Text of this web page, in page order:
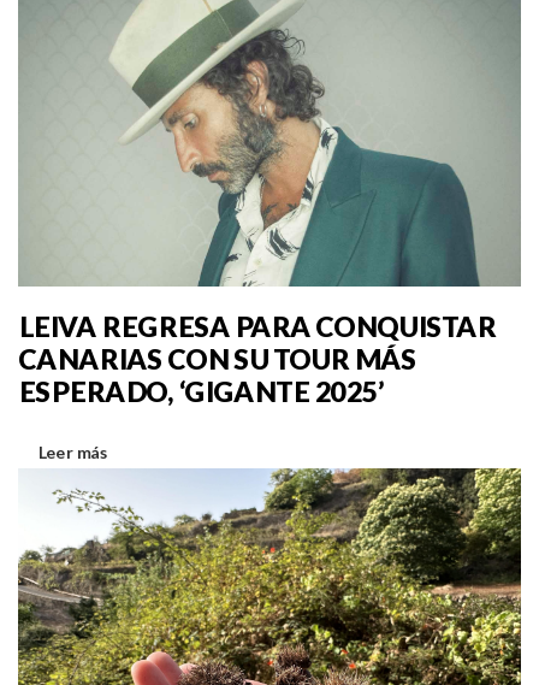
LEIVA REGRESA PARA CONQUISTAR
CANARIAS CON SU TOUR MÁS
ESPERADO, ‘GIGANTE 2025’
Leer más